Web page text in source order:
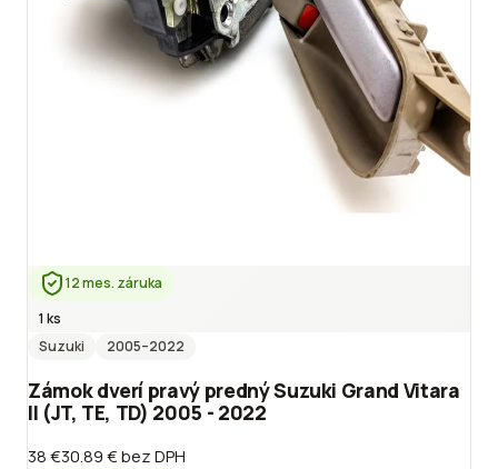
12 mes. záruka
1 ks
Suzuki
2005–2022
Zámok dverí pravý predný Suzuki Grand Vitara
II (JT, TE, TD) 2005 - 2022
38 €30.89 €bez DPH